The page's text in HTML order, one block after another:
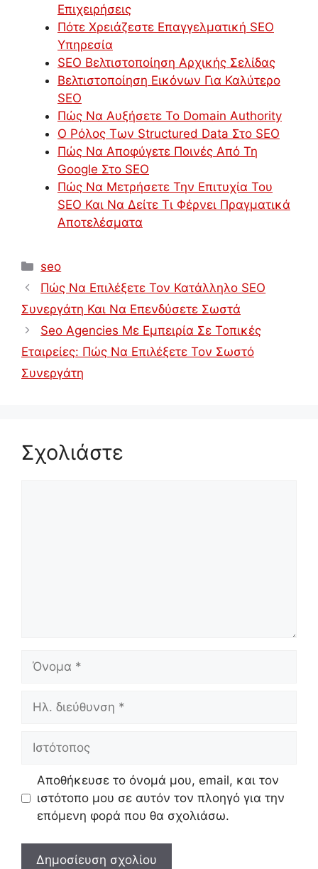
Επιχειρήσεις
Πότε Χρειάζεστε Επαγγελματική SEO
Υπηρεσία
SEO Βελτιστοποίηση Αρχικής Σελίδας
Βελτιστοποίηση Εικόνων Για Καλύτερο
SEO
Πώς Να Αυξήσετε Το Domain Authority
Ο Ρόλος Των Structured Data Στο SEO
Πώς Να Αποφύγετε Ποινές Από Τη
Google Στο SEO
Πώς Να Μετρήσετε Την Επιτυχία Του
SEO Και Να Δείτε Τι Φέρνει Πραγματικά
Αποτελέσματα
Κατηγορίες
seo
Πώς Να Επιλέξετε Τον Κατάλληλο SEO
Συνεργάτη Και Να Επενδύσετε Σωστά
Seo Agencies Με Εμπειρία Σε Τοπικές
Εταιρείες: Πώς Να Επιλέξετε Τον Σωστό
Συνεργάτη
Σχολιάστε
Όνομα
Ηλ.
Ιστότοπος
Αποθήκευσε το όνομά μου, email, και τον
ιστότοπο μου σε αυτόν τον πλοηγό για την
επόμενη φορά που θα σχολιάσω.